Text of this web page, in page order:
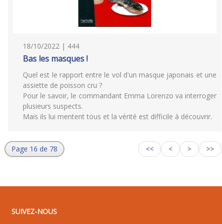
18/10/2022 | 444
Bas les masques !
Quel est le rapport entre le vol d'un masque japonais et une
assiette de poisson cru ?
Pour le savoir, le commandant Emma Lorenzo va interroger
plusieurs suspects.
Mais ils lui mentent tous et la vérité est difficile à découvrir.
Page 16 de 78 << < > >>
SUIVEZ-NOUS